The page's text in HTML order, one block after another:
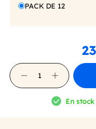
PACK DE 12
En